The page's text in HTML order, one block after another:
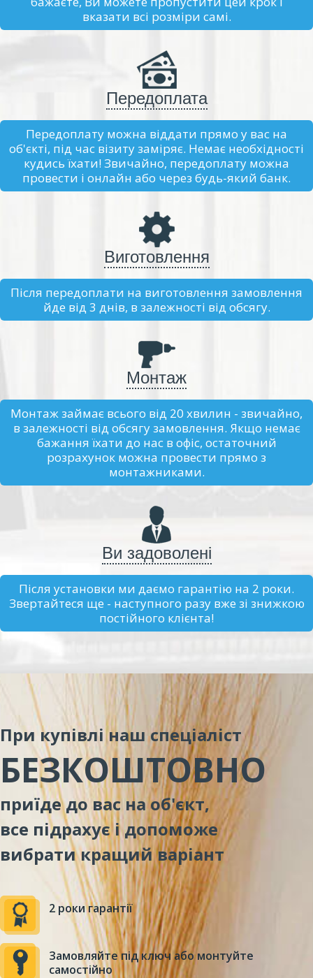
вказати всі розміри самі.
Передоплата
Передоплату можна віддати прямо у вас на
об'єкті, під час візиту заміряє. Немає необхідності
кудись їхати! Звичайно, передоплату можна
провести і онлайн або через будь-який банк.
Виготовлення
Після передоплати на виготовлення замовлення
йде від 3 днів, в залежності від обсягу.
Монтаж
Монтаж займає всього від 20 хвилин - звичайно,
в залежності від обсягу замовлення. Якщо немає
бажання їхати до нас в офіс, остаточний
розрахунок можна провести прямо з
монтажниками.
Ви задоволені
Після установки ми даємо гарантію на 2 роки.
Звертайтеся ще - наступного разу вже зі знижкою
постійного клієнта!
При купівлі наш спеціаліст
БЕЗКОШТОВНО
приїде до вас на об'єкт,
все підрахує і допоможе
вибрати кращий варіант
2 роки гарантії
Замовляйте під ключ або монтуйте
самостійно